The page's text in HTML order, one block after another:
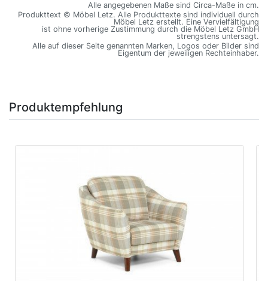
Alle angegebenen Maße sind Circa-Maße in cm.
Produkttext © Möbel Letz. Alle Produkttexte sind individuell durch
Möbel Letz erstellt. Eine Vervielfältigung
ist ohne vorherige Zustimmung durch die Möbel Letz GmbH
strengstens untersagt.
Alle auf dieser Seite genannten Marken, Logos oder Bilder sind
Eigentum der jeweiligen Rechteinhaber.
Produktempfehlung